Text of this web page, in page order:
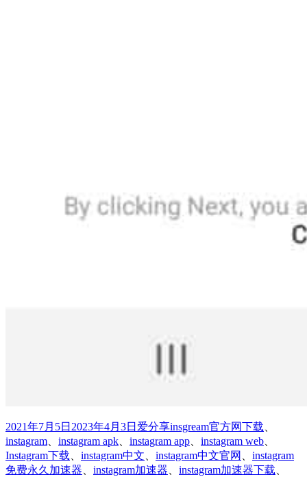
发
布
于
2021年7月5日 2023年4月3日 分
类
爱分享标
签
insgream官方网下载、
instagram、 instagram apk、 instagram app、 instagram web、
Instagram下载、 instagram中文、 instagram中文官网 、 instagram
免费永久加速器、 instagram加速器、 instagram加速器下载、